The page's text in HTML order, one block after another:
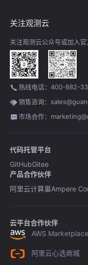
关注观测云
关注观测云公众号或加入
热线电话：400-882-
销售咨询：
市场合作：
代码托管平台
GitHubGitee
产品合作伙伴
阿里云计算巢Ampere
云平台合作伙伴
AWS Marketplace
阿里云心选商城